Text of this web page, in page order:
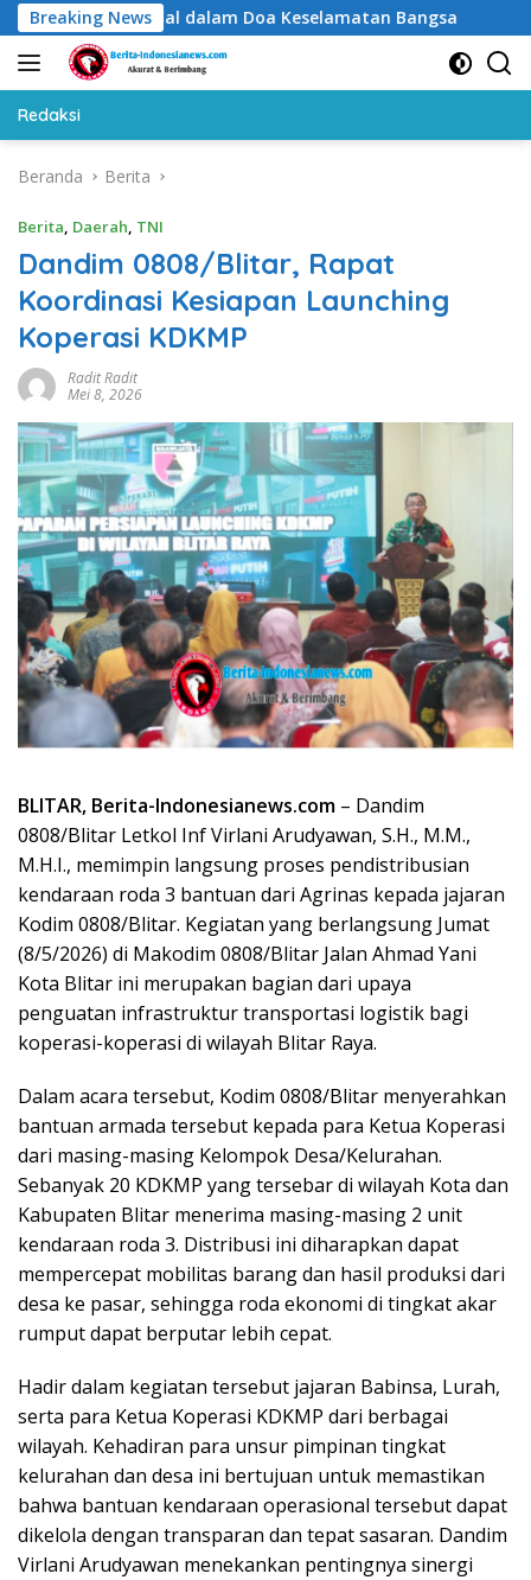
Langsung
ke
konten
Breaking News
Istiqlal dalam Doa Keselamatan Bangsa Bendera
Redaksi
Beranda Berita
Berita, Daerah, TNI
Dandim 0808/Blitar, Rapat
Koordinasi Kesiapan Launching
Koperasi KDKMP
Radit Radit
Mei 8, 2026
BLITAR, Berita-Indonesianews.com – Dandim
0808/Blitar Letkol Inf Virlani Arudyawan, S.H., M.M.,
M.H.I., memimpin langsung proses pendistribusian
kendaraan roda 3 bantuan dari Agrinas kepada jajaran
Kodim 0808/Blitar. Kegiatan yang berlangsung Jumat
(8/5/2026) di Makodim 0808/Blitar Jalan Ahmad Yani
Kota Blitar ini merupakan bagian dari upaya
penguatan infrastruktur transportasi logistik bagi
koperasi-koperasi di wilayah Blitar Raya.
Dalam acara tersebut, Kodim 0808/Blitar menyerahkan
bantuan armada tersebut kepada para Ketua Koperasi
dari masing-masing Kelompok Desa/Kelurahan.
Sebanyak 20 KDKMP yang tersebar di wilayah Kota dan
Kabupaten Blitar menerima masing-masing 2 unit
kendaraan roda 3. Distribusi ini diharapkan dapat
mempercepat mobilitas barang dan hasil produksi dari
desa ke pasar, sehingga roda ekonomi di tingkat akar
rumput dapat berputar lebih cepat.
Hadir dalam kegiatan tersebut jajaran Babinsa, Lurah,
serta para Ketua Koperasi KDKMP dari berbagai
wilayah. Kehadiran para unsur pimpinan tingkat
kelurahan dan desa ini bertujuan untuk memastikan
bahwa bantuan kendaraan operasional tersebut dapat
dikelola dengan transparan dan tepat sasaran. Dandim
Virlani Arudyawan menekankan pentingnya sinergi